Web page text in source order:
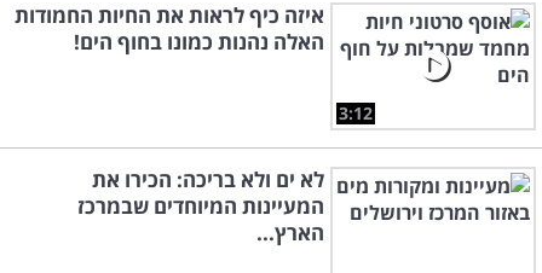
3:12
איזה כיף לראות את החיות החמודות
האלה נהנות כמונו בחוף הים!
לא ים ולא בריכה: הכירו את
המעיינות המיוחדים שבמרכז
הארץ...